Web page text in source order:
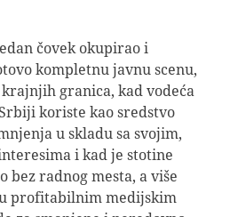
čovek okupirao i
kompletnu javnu scenu,
granica, kad vodeća
koriste kao sredstvo
u skladu sa svojim,
i kad je stotine
bez radnog mesta, a više
profitabilnim medijskim